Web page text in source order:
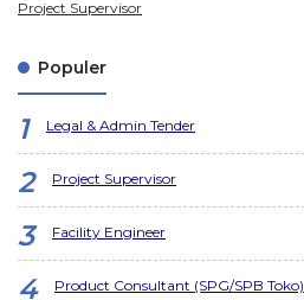
Project Supervisor
Populer
Legal & Admin Tender
Project Supervisor
Facility Engineer
Product Consultant (SPG/SPB Toko)